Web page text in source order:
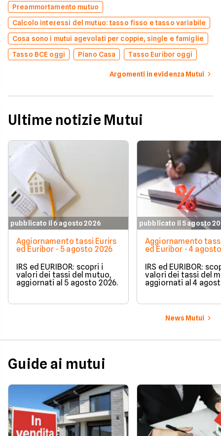
Preammortamento mutuo
Calcolo interessi del mutuo: tasso fisso e tasso variabile
Cosa sono i mutui agevolati per coppie, single e famiglie
Tasso BCE oggi
Piano Casa Tasso Euribor oggi
Argomenti in evidenza Mutui
Ultime notizie Mutui
pubblicato il 6 agosto 2026
Aggiornamento tassi Eurirs
ed Euribor - 5 agosto 2026
IRS ed EURIBOR: scopri i
valori dei tassi del mutuo,
aggiornati al 5 agosto 2026.
pubblicato il 5 agosto
Aggiornamento
ed Euribor - 4
IRS ed EURIBOR:
valori dei tassi del
aggiornati al 4
News Mutui
Guide ai mutui